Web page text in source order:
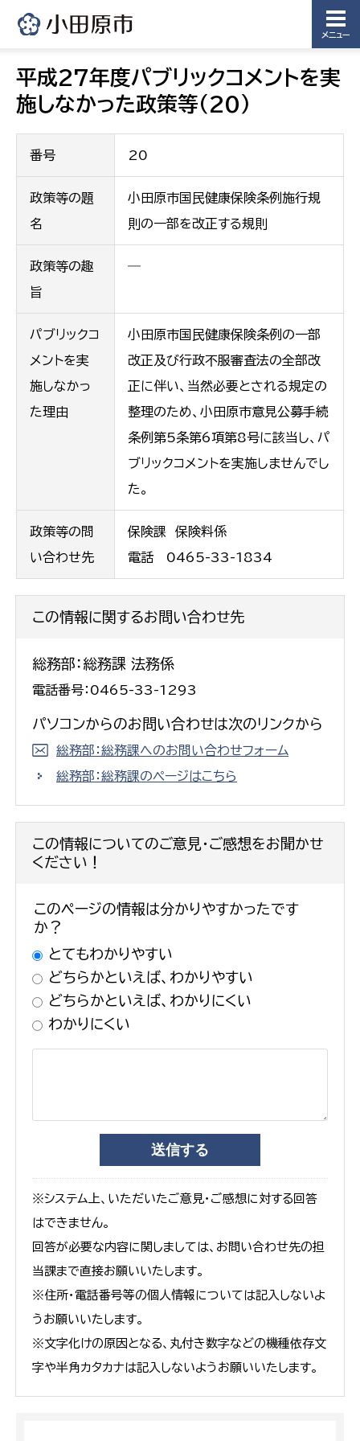
メニュー
平成27年度パブリックコメントを実
施しなかった政策等（20）
番号 20
政策等の題
名
小田原市国民健康保険条例施行規
則の一部を改正する規則
政策等の趣
旨
―
パブリックコ
メントを実
施しなかっ
た理由
小田原市国民健康保険条例の一部
改正及び行政不服審査法の全部改
正に伴い、当然必要とされる規定の
整理のため、小田原市意見公募手続
条例第5条第6項第8号に該当し、パ
ブリックコメントを実施しませんでし
た。
政策等の問
い合わせ先
保険課 保険料係
電話 0465-33-1834
この情報に関するお問い合わせ先
総務部：総務課 法務係
電話番号：0465-33-1293
パソコンからのお問い合わせは次のリンクから
総務部：総務課へのお問い合わせフォーム
総務部：総務課のページはこちら
この情報についてのご意見・ご感想をお聞かせ
ください！
このページの情報は分かりやすかったです
か？
とてもわかりやすい
どちらかといえば、わかりやすい
どちらかといえば、わかりにくい
わかりにくい
※システム上、いただいたご意見・ご感想に対する回答
はできません。
回答が必要な内容に関しましては、お問い合わせ先の担
当課まで直接お願いいたします。
※住所・電話番号等の個人情報については記入しないよ
うお願いいたします。
※文字化けの原因となる、丸付き数字などの機種依存文
字や半角カタカナは記入しないようお願いいたします。